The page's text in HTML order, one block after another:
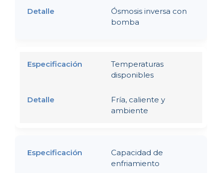
Ósmosis inversa con
bomba
Temperaturas
disponibles
Fría, caliente y
ambiente
Capacidad de
enfriamiento